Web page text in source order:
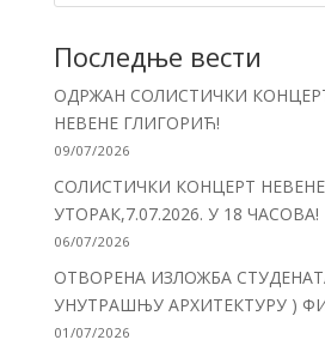
Последње вести
ОДРЖАН СОЛИСТИЧКИ
НЕВЕНЕ ГЛИГОРИЋ!
09/07/2026
СОЛИСТИЧКИ КОНЦЕРТ
УТОРАК,7.07.2026. У 18 ЧАСОВА!
06/07/2026
ОТВОРЕНА ИЗЛОЖБА
УНУТРАШЊУ АРХИТЕКТУРУ )
01/07/2026